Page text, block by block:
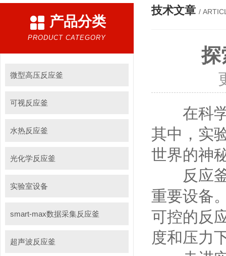
产品分类
PRODUCT CATEGORY
微型高压反应釜
可视反应釜
水热反应釜
光化学反应釜
实验室设备
smart-max数据采集反应釜
超声波反应釜
技术文章 /
探
在科学
其中，实
世界的神
反应釜
重要设备
可控的反
度和压力